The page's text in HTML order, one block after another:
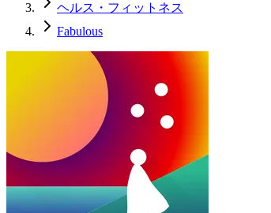
ヘルス・フィットネス
Fabulous